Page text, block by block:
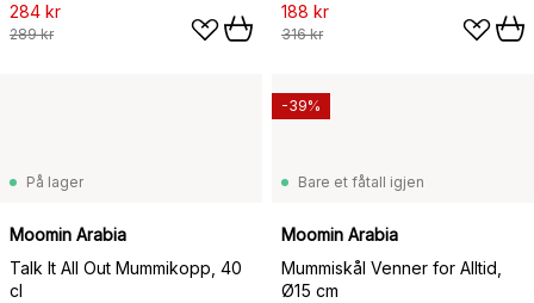
284 kr
289 kr
188 kr
316 kr
På lager
Moomin Arabia
Talk It All Out Mummikopp, 40
cl
Bare et fåtall igjen
Moomin Arabia
Mummiskål Venner for Alltid,
Ø15 cm
-39%